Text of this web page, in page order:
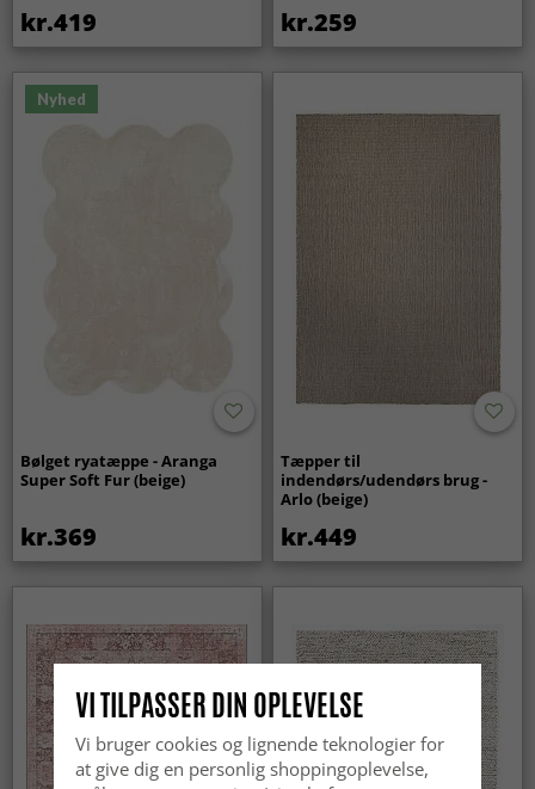
kr.419 kr.259
Nyhed
Bølget ryatæppe - Aranga
Super Soft Fur (beige)
kr.369
Tæpper til
indendørs/udendørs brug -
Arlo (beige)
kr.449
VI TILPASSER DIN OPLEVELSE
Vi bruger cookies og lignende teknologier for
at give dig en personlig shoppingoplevelse,